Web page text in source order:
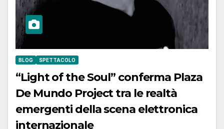
BLOG SPETTACOLO
“Light of the Soul” conferma Plaza
De Mundo Project tra le realtà
emergenti della scena elettronica
internazionale